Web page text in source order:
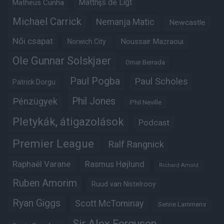
Matheus Cunha Matthijs de Ligt
Michael Carrick Nemanja Matic Newcastle
Női csapat Norwich City Noussair Mazraoui
Ole Gunnar Solskjaer Omar Berrada
Patrick Dorgu Paul Pogba Paul Scholes
Pénzügyek Phil Jones Phil Neville
Pletykák, átigazolások Podcast
Premier League Ralf Rangnick
Raphaël Varane Rasmus Højlund Richard Arnold
Ruben Amorim Ruud van Nistelrooy
Ryan Giggs Scott McTominay Senne Lammens